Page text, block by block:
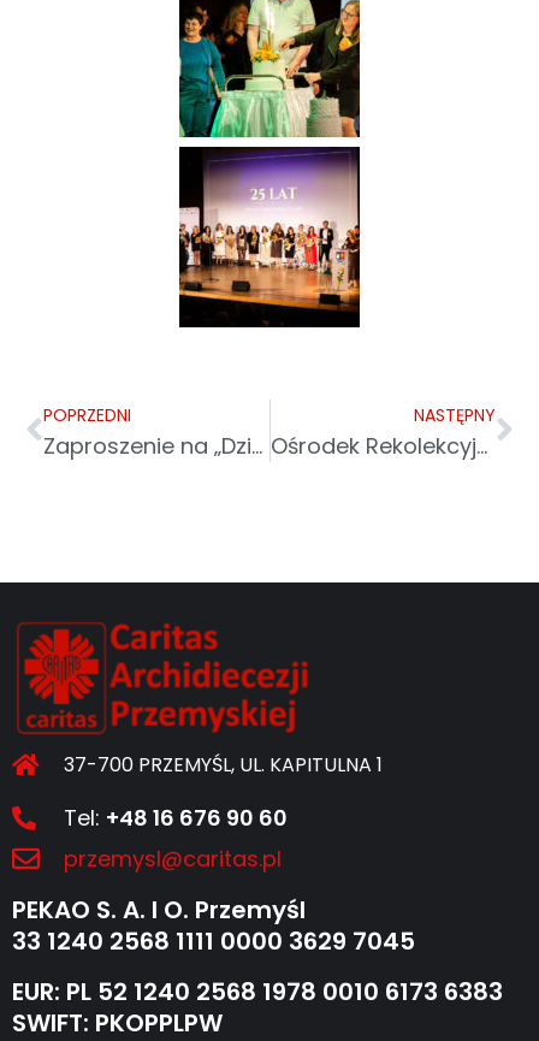
POPRZEDNI
Zaproszenie na „Dzień Dobra” w Adamówce
NASTĘPNY
Ośrodek Rekolekcyjny Zboiska w nowej odsłonie – zapraszamy na nową stronę internetową!
37-700 PRZEMYŚL, UL. KAPITULNA 1
Tel: +48 16 676 90 60
przemysl@caritas.pl
PEKAO S. A. I O. Przemyśl
33 1240 2568 1111 0000 3629 7045
EUR: PL 52 1240 2568 1978 0010 6173 6383
SWIFT: PKOPPLPW